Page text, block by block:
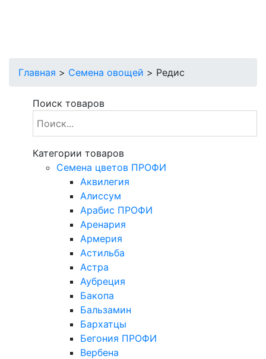
Главная > Семена овощей > Редис
Поиск товаров
Категории товаров
Cемена цветов ПРОФИ
Аквилегия
Алиссум
Арабис ПРОФИ
Аренария
Армерия
Астильба
Астра
Аубреция
Бакопа
Бальзамин
Бархатцы
Бегония ПРОФИ
Вербена